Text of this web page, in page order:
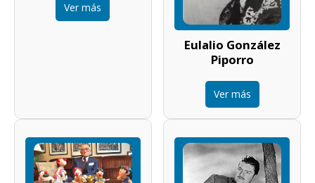
Ver más
Eulalio González
Piporro
Ver más